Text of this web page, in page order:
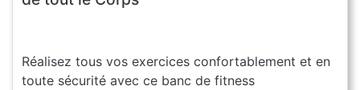
Réalisez tous vos exercices confortablement et en
toute sécurité avec ce banc de fitness